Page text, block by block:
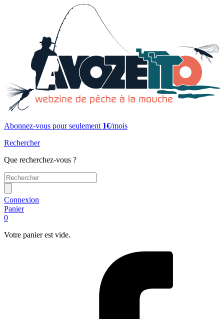
Abonnez-vous pour seulement 1€/mois
Rechercher
Que recherchez-vous ?
Connexion
Panier
0
Votre panier est vide.